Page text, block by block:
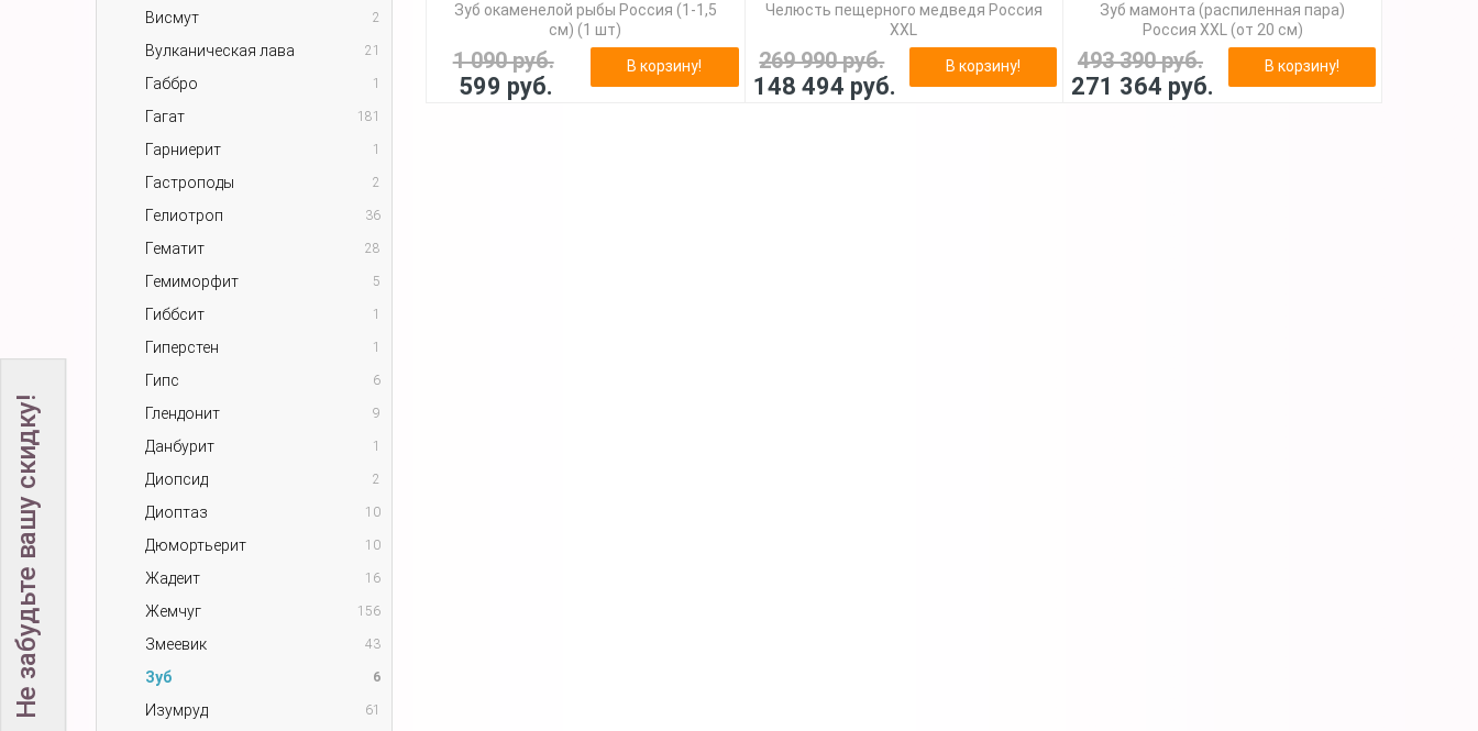
Висмут 2
Вулканическая лава 21
Габбро 1
Гагат 181
Гарниерит 1
Гастроподы 2
Гелиотроп 36
Гематит 28
Гемиморфит 5
Гиббсит 1
Гиперстен 1
Гипс 6
Глендонит 9
Данбурит 1
Диопсид 2
Диоптаз 10
Дюмортьерит 10
Жадеит 16
Жемчуг 156
Змеевик 43
Зуб 6
Изумруд 61
Зуб окаменелой рыбы Россия (1-1,5
см) (1 шт)
1 090 руб.
599 руб.
В корзину!
Челюсть пещерного медведя Россия
XXL
269 990 руб.
148 494 руб.
В корзину!
Зуб мамонта (распиленная пара)
Россия XXL (от 20 см)
493 390 руб.
271 364 руб.
В корзину!
Не забудьте вашу скидку!